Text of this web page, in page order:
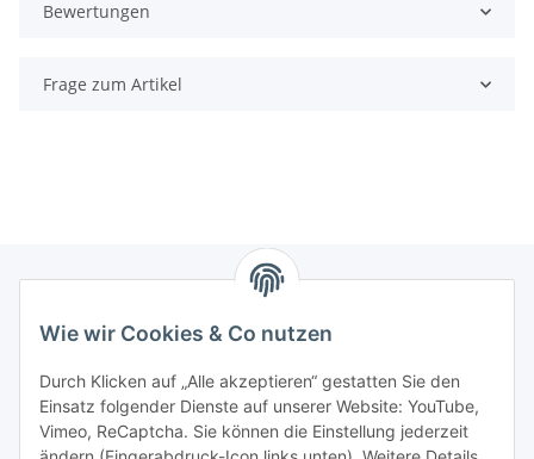
Wie wir Cookies & Co nutzen
Durch Klicken auf „Alle akzeptieren“ gestatten Sie den
Einsatz folgender Dienste auf unserer Website: YouTube,
Vimeo, ReCaptcha. Sie können die Einstellung jederzeit
Bewertungen
Frage zum Artikel
Zahlungsmöglichkeiten
Versandinformationen